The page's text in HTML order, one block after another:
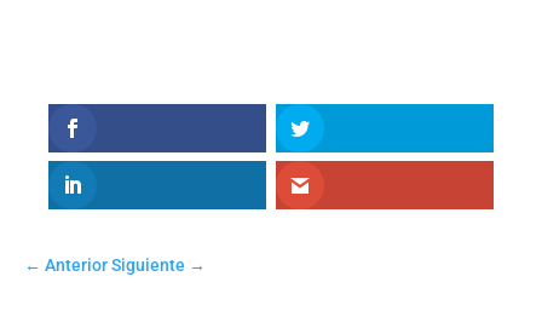
← AnteriorSiguiente →